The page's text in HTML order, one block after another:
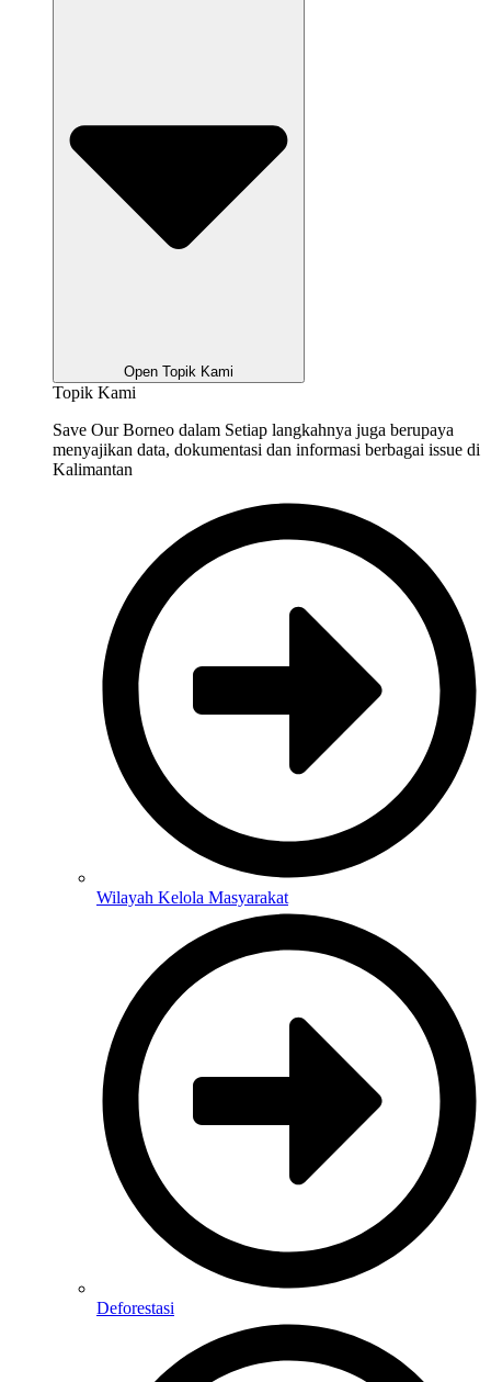
Open Topik Kami
Topik Kami
Save Our Borneo dalam Setiap langkahnya juga berupaya
menyajikan data, dokumentasi dan informasi berbagai issue di
Kalimantan
Wilayah Kelola Masyarakat
Deforestasi